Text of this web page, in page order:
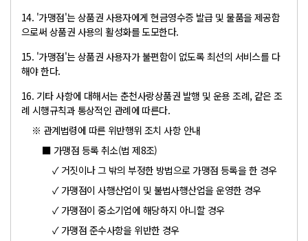
14. '가맹점'는 상품권 사용자에게 현금영수증 발급 및 물품을 제공함
으로써 상품권 사용의 활성화를 도모한다.
15. '가맹점'는 상품권 사용자가 불편함이 없도록 최선의 서비스를 다
해야 한다.
16. 기타 사항에 대해서는 춘천사랑상품권 발행 및 운용 조례, 같은 조
례 시행규칙과 통상적인 관례에 따른다.
※ 관계법령에 따른 위반행위 조치 사항 안내
■ 가맹점 등록 취소(법 제8조)
✓ 거짓이나 그 밖의 부정한 방법으로 가맹점 등록을 한 경우
✓ 가맹점이 사행산업이 및 불법사행산업을 운영한 경우
✓ 가맹점이 중소기업에 해당하지 아니할 경우
✓ 가맹점 준수사항을 위반한 경우